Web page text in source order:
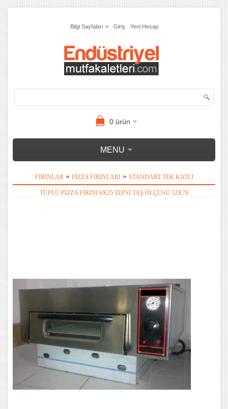
Bilgi Sayfaları Giriş Yeni Hesap
0ürün
MENU
FIRINLAR » PIZZA FIRINLARI» STANDART TEK KATLI
TÜPLÜ PIZZA FIRINI 6X25 TEPSI TAŞ ÖLÇÜSÜ 52X78